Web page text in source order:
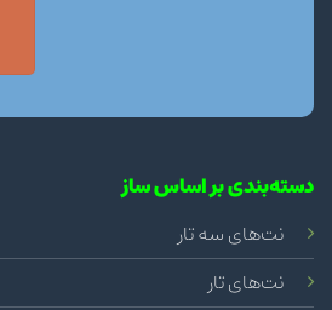
دسته‌بندی بر اساس ساز
نت‌های سه تار
نت‌های تار